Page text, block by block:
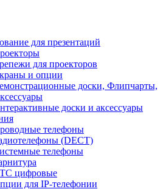
для презентаций
для проекторов
и опции
доски, Флипчарты,
доски и аксессуары
телефоны
(DECT)
телефоны
цифровые
для IP-телефонии